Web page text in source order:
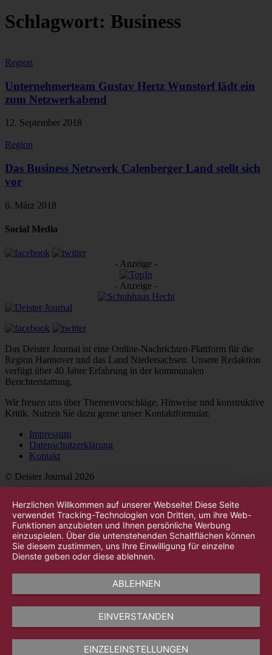
Schlagwort: Business
Region
Unternehmerteam Gustav Hertz Wunstorf lädt ein
zum Netzwerkabend
12. September 2018
Region
Das Business Netzwerk Calenberger Land stellt sich
vor
6. März 2018
Social Media
- Anzeige -
- Anzeige -
Das Deister Journal ist eine Online-Nachrichten-Plattform für die
Region Hannover und das Land Niedersachsen. Unsere Redaktion
verfügt über 40 Jahre Erfahrung in der kommunalen
Berichterstattung.
Wir freuen uns über Themenvorschläge, Hinweise und konstruktive
Kritik. Nutzen Sie dazu gerne unser Kontaktformular.
Impressum
Datenschutzerklärung
Kontakt
© Deister Journal 2026
Herzlichen Willkommen auf unserer Webseite! Diese Seite
verwendet Tracking-Technologien von Dritten, um ihre Web-
Funktionen anzubieten und Ihnen persönliche Werbung
einzuspielen. Über die untenstehenden Schaltflächen können
Sie diesem zustimmen, uns Ihre Einwilligung für einzelne
Dienste geben oder diese ablehnen.
ABLEHNEN
EINVERSTANDEN
EINZELEINSTELLUNGEN